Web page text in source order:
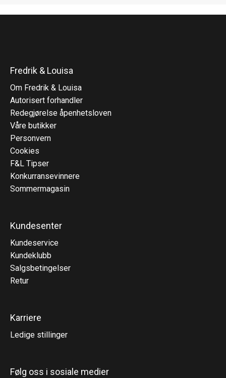
Fredrik & Louisa
Om Fredrik & Louisa
Autorisert forhandler
Redegjørelse åpenhetsloven
Våre butikker
Personvern
Cookies
F&L Tipser
Konkurransevinnere
Sommermagasin
Kundesenter
Kundeservice
Kundeklubb
Salgsbetingelser
Retur
Karriere
Ledige stillinger
Følg oss i sosiale medier